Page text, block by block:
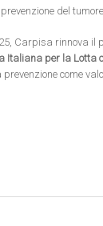
del
Carpisa rinnova il
Italiana per la Lotta
come